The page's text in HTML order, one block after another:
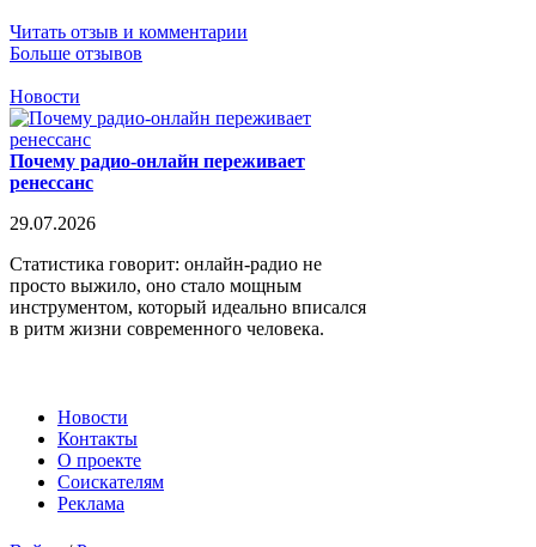
Читать отзыв и комментарии
Больше отзывов
Новости
Почему радио-онлайн переживает
ренессанс
29.07.2026
Статистика говорит: онлайн-радио не
просто выжило, оно стало мощным
инструментом, который идеально вписался
в ритм жизни современного человека.
Новости
Контакты
О проекте
Соискателям
Реклама